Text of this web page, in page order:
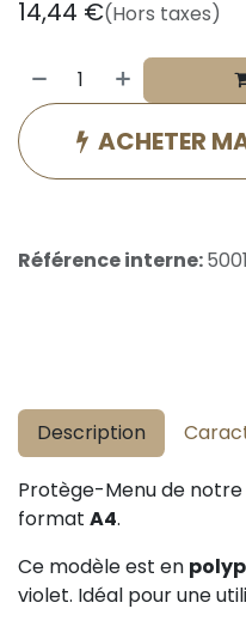
14,44 €(Hors taxes)
ACHETER
Référence interne:
Description
Protège-Menu de
format A4.
Ce modèle est en
violet. Idéal pour une